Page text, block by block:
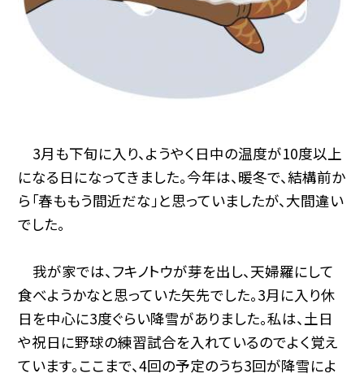
3月も下旬に入り、ようやく日中の温度が10度以上
になる日になってきました。今年は、暖冬で、結構前か
ら「春ももう間近だな」と思っていましたが、大間違い
でした。
我が家では、フキノトウが芽を出し、天婦羅にして
食べようかなと思っていた矢先でした。3月に入り休
日を中心に3度ぐらい降雪がありました。私は、土日
や祝日に野球の練習試合を入れているのでよく覚え
ています。ここまで、4回の予定のうち3回が降雪によ